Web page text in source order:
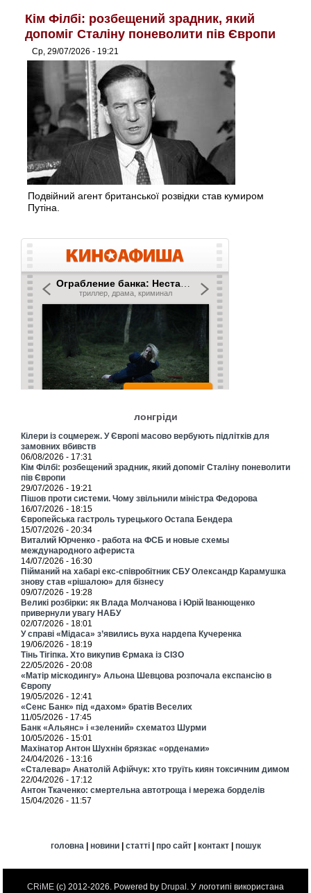
Кім Філбі: розбещений зрадник, який
допоміг Сталіну поневолити пів Європи
Ср, 29/07/2026 - 19:21
Подвійний агент британської розвідки став кумиром
Путіна.
лонгріди
Кілери із соцмереж. У Європі масово вербують підлітків для
замовних вбивств
06/08/2026 - 17:31
Кім Філбі: розбещений зрадник, який допоміг Сталіну поневолити
пів Європи
29/07/2026 - 19:21
Пішов проти системи. Чому звільнили міністра Федорова
16/07/2026 - 18:15
Європейська гастроль турецького Остапа Бендера
15/07/2026 - 20:34
Виталий Юрченко - работа на ФСБ и новые схемы
международного афериста
14/07/2026 - 16:30
Пійманий на хабарі екс-співробітник СБУ Олександр Карамушка
знову став «рішалою» для бізнесу
09/07/2026 - 19:28
Великі розбірки: як Влада Молчанова і Юрій Іванющенко
привернули увагу НАБУ
02/07/2026 - 18:01
У справі «Мідаса» з’явились вуха нардепа Кучеренка
19/06/2026 - 18:19
Тінь Тігіпка. Хто викупив Єрмака із СІЗО
22/05/2026 - 20:08
«Матір міскодингу» Альона Шевцова розпочала експансію в
Європу
19/05/2026 - 12:41
«Сенс Банк» під «дахом» братів Веселих
11/05/2026 - 17:45
Банк «Альянс» і «зелений» схематоз Шурми
10/05/2026 - 15:01
Махінатор Антон Шухнін брязкає «орденами»
24/04/2026 - 13:16
«Сталевар» Анатолій Афійчук: хто труїть киян токсичним димом
22/04/2026 - 17:12
Антон Ткаченко: смертельна автотроща і мережа борделів
15/04/2026 - 11:57
головна| новини| статті| про сайт| контакт| пошук
CRiME (c) 2012-2026. Powered by Drupal . У логотипі використана